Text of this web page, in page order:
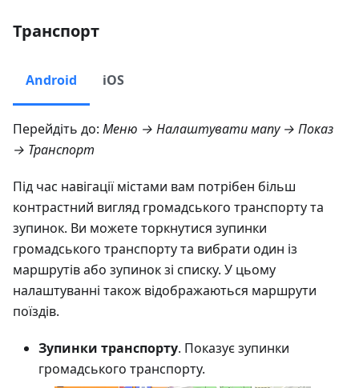
Транспорт
Android iOS
Перейдіть до: Меню → Налаштувати мапу → Показ
→ Транспорт
Під час навігації містами вам потрібен більш
контрастний вигляд громадського транспорту та
зупинок. Ви можете торкнутися зупинки
громадського транспорту та вибрати один із
маршрутів або зупинок зі списку. У цьому
налаштуванні також відображаються маршрути
поїздів.
Зупинки транспорту. Показує зупинки
громадського транспорту.